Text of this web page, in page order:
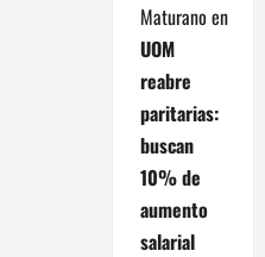
Maturano en
UOM
reabre
paritarias:
buscan
10% de
aumento
salarial